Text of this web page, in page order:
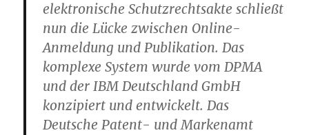
elektronische Schutzrechtsakte schließt
nun die Lücke zwischen Online-
Anmeldung und Publikation. Das
komplexe System wurde vom DPMA
und der IBM Deutschland GmbH
konzipiert und entwickelt. Das
Deutsche Patent- und Markenamt